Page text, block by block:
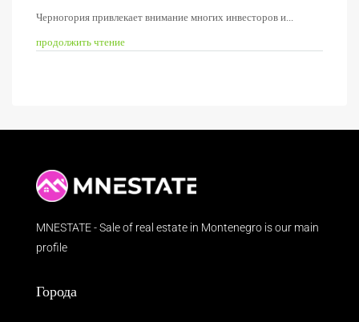
Черногория привлекает внимание многих инвесторов и...
продолжить чтение
MNESTATE - Sale of real estate in Montenegro is our main
profile
Города